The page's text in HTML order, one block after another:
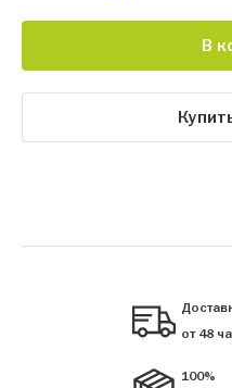
В
от 48
100%